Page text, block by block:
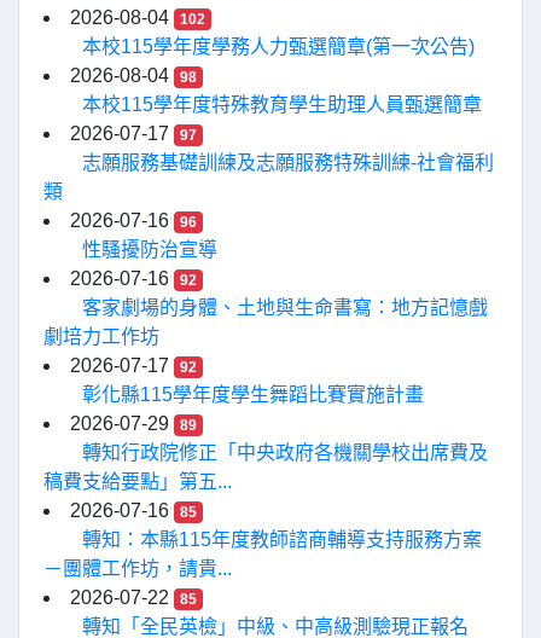
2026-08-04
102
本校115學年度學務人力甄選簡章(第一次公告)
2026-08-04
98
本校115學年度特殊教育學生助理人員甄選簡章
2026-07-17
97
志願服務基礎訓練及志願服務特殊訓練-社會福利
類
2026-07-16
96
性騷擾防治宣導
2026-07-16
92
客家劇場的身體、土地與生命書寫：地方記憶戲
劇培力工作坊
2026-07-17
92
彰化縣115學年度學生舞蹈比賽實施計畫
2026-07-29
89
轉知行政院修正「中央政府各機關學校出席費及
稿費支給要點」第五...
2026-07-16
85
轉知：本縣115年度教師諮商輔導支持服務方案
－團體工作坊，請貴...
2026-07-22
85
轉知「全民英檢」中級、中高級測驗現正報名